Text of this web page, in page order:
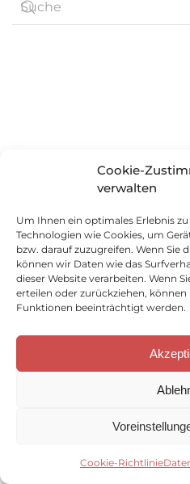
Cookie-
verwalten
Um Ihnen ein optimales Erlebnis
Technologien wie Cookies, um
bzw. darauf zuzugreifen. Wenn Sie
können wir Daten wie das
dieser Website verarbeiten. Wenn
erteilen oder zurückziehen,
Funktionen beeinträchtigt werden.
Cookie-Richtlinie